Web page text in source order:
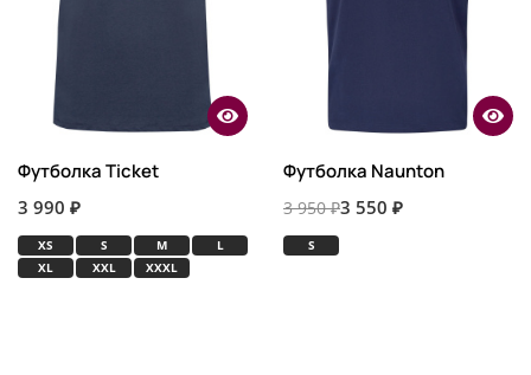
Футболка Ticket
3 990 ₽
XS S M
L
XL
XXL XXXL
Футболка Naunton
3 950 ₽3 550 ₽
S